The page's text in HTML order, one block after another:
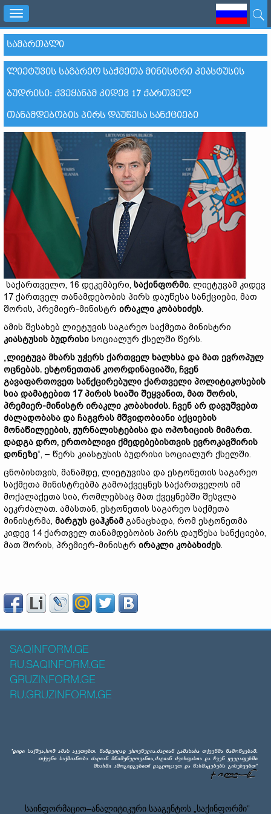
Toggle
navigation
ᲡᲐᲛᲐᲠᲗᲐᲚᲘ
ᲚᲘᲔᲢᲣᲕᲘᲡ ᲡᲐᲒᲐᲠᲔᲝ ᲡᲐᲥᲛᲔᲗᲐ ᲛᲘᲜᲘᲡᲢᲠᲘ ᲙᲘᲐᲡᲢᲣᲡᲘᲡ
ᲑᲣᲓᲠᲘᲡᲘ: ᲥᲕᲔᲧᲐᲜᲐᲛ ᲙᲘᲓᲔᲕ 17 ᲥᲐᲠᲗᲕᲔᲚ
ᲗᲐᲜᲐᲛᲓᲔᲑᲝᲑᲘᲡ ᲞᲘᲠᲡ ᲓᲐᲣᲬᲔᲡᲐ ᲡᲐᲜᲥᲪᲘᲔᲑᲘ
საქართველო, 16 დეკემბერი, საქინფორმი. ლიეტუვამ კიდევ
17 ქართველ თანამდებობის პირს დაუწესა სანქციები, მათ
შორის, პრემიერ-მინისტრ ირაკლი კობახიძეს.
ამის შესახებ ლიეტუვის საგარეო საქმეთა მინისტრი
კიასტუსის ბუდრისი სოციალურ ქსელში წერს.
„ლიეტუვა მხარს უჭერს ქართველ ხალხსა და მათ ევროპულ
ოცნებას. ესტონეთთან კოორდინაციაში, ჩვენ
გავაფართოვეთ სანქცირებული ქართველი პოლიტიკოსების
სია დამატებით 17 პირის სიაში შეყვანით, მათ შორის,
პრემიერ-მინისტრ ირაკლი კობახიძის. ჩვენ არ დავუშვებთ
ძალადობასა და ჩაგვრას მშვიდობიანი აქციების
მონაწილეების, ჟურნალისტებისა და ოპოზიციის მიმართ.
დადგა დრო, ერთობლივი ქმედებებისთვის ევროკავშირის
დონეზე“, – წერს კიასტუსის ბუდრისი სოციალურ ქსელში.
ცნობისთვის, მანამდე, ლიეტუვისა და ესტონეთის საგარეო
საქმეთა მინისტრებმა გამოაქვეყნეს საქართველოს იმ
მოქალაქეთა სია, რომლებსაც მათ ქვეყნებში შესვლა
აეკრძალათ. ამასთან, ესტონეთის საგარეო საქმეთა
მინისტრმა, მარგუს ცაჰკნამ განაცხადა, რომ ესტონეთმა
კიდევ 14 ქართველ თანამდებობის პირს დაუწესა სანქციები,
მათ შორის, პრემიერ-მინისტრ ირაკლი კობახიძეს.
SAQINFORM.GE
RU.SAQINFORM.GE
GRUZINFORM.GE
RU.GRUZINFORM.GE
საინფორმაციო–ანალიტიკური სააგენტოს „საქინფორმი”